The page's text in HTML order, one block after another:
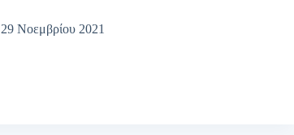
29 Νοεμβρίου 2021